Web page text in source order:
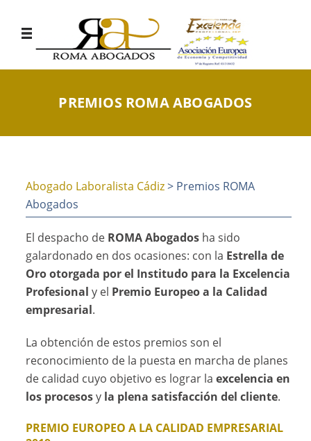
PREMIOS ROMA ABOGADOS
Abogado Laboralista Cádiz> Premios ROMA
Abogados
El despacho de ROMA Abogados ha sido
galardonado en dos ocasiones: con la Estrella de
Oro otorgada por el Institudo para la Excelencia
Profesional y el Premio Europeo a la Calidad
empresarial.
La obtención de estos premios son el
reconocimiento de la puesta en marcha de planes
de calidad cuyo objetivo es lograr laexcelencia en
los procesosy la plena satisfacción del cliente.
PREMIO EUROPEO A LA CALIDAD EMPRESARIAL